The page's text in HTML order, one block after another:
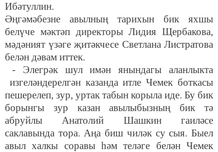
Ибәтуллин.
Әңгәмәбезне авылның тарихын бик яхшы
белүче мәктәп директоры Лидия Щербакова,
мәдәният үзәге җитәкчесе Светлана Листратова
белән дәвам иттек.
- Элегрәк шул имән янындагы аланлыкта
изгеләндерелгән казанда итле Чемек боткасы
пешерелеп, зур, уртак табын корыла иде. Бу бик
борынгы зур казан авылыбызның бик тә
абруйлы Анатолий Шашкин гаиләсе
саклавында тора. Аңа биш чиләк су сыя. Быел
авыл халкы соравы һәм теләге белән Чемек